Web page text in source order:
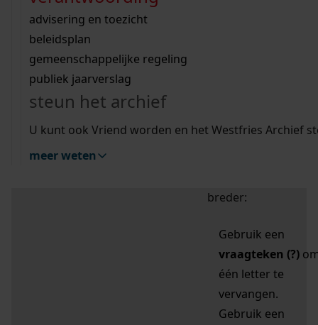
bouwvergunningen
omgevingsvergunningen
vergunningen
beeld en geluid
uitleg nodig?
Wij helpen u op weg met een aantal zoektips.
bekijk alle zoektips
Wij helpen u op weg met een aantal zoektips.
bekijk alle zoektips
bekijk ons geschiedenislokaal
advisering en toezicht
beleidsplan
gemeenschappelijke regeling
publiek jaarverslag
steun het archief
U kunt ook Vriend worden en het Westfries Archief
meer weten
zoektips
Mijn Studiezaal (inloggen)
uw zoekopdracht te
breder:
Gebruik een
vraagteken (?)
één letter te
vervangen.
Gebruik een